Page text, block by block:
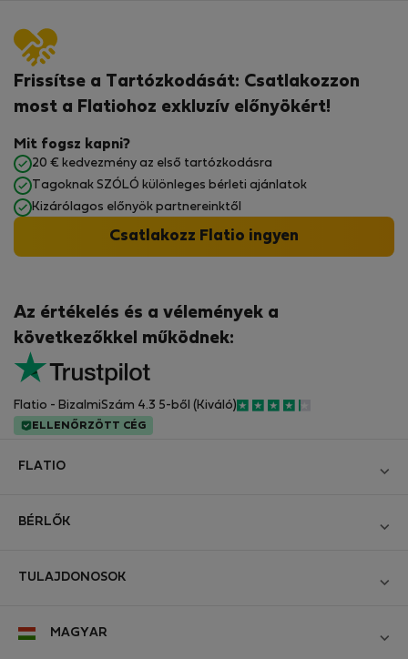
Az értékelés és a vélemények a
következőkkel működnek:
Flatio - BizalmiSzám 4.3 5-ből (Kiváló)
ELLENŐRZÖTT CÉG
Frissítse a Tartózkodását: Csatlakozzon
most a Flatiohoz exkluzív előnyökért!
Mit fogsz kapni?
20 € kedvezmény az első tartózkodásra
Tagoknak SZÓLÓ különleges bérleti ajánlatok
Kizárólagos előnyök partnereinktől
Csatlakozz Flatio ingyen
FLATIO
Csatlakozzon a Digitális Nomád Tesztelő Klubhoz
Üzleti feltételek
BÉRLŐK
Cégeknek
TULAJDONOSOK
MAGYAR